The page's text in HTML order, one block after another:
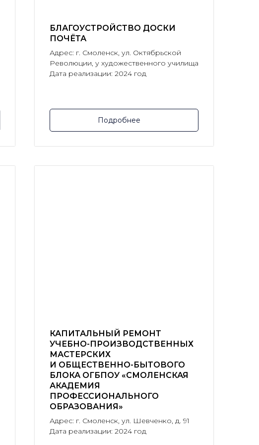
БЛАГОУСТРОЙСТВО ДОСКИ
ПОЧЁТА
Адрес: г. Смоленск, ул. Октябрьской
Революции, у художественного училища
Дата реализации: 2024 год
Подробнее
КАПИТАЛЬНЫЙ РЕМОНТ
УЧЕБНО-ПРОИЗВОДСТВЕННЫХ
МАСТЕРСКИХ
И ОБЩЕСТВЕННО-БЫТОВОГО
БЛОКА ОГБПОУ «СМОЛЕНСКАЯ
АКАДЕМИЯ
ПРОФЕССИОНАЛЬНОГО
ОБРАЗОВАНИЯ»
Адрес: г. Смоленск, ул. Шевченко, д. 91
Дата реализации: 2024 год